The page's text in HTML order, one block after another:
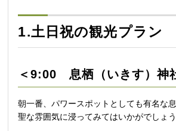
1.土日祝の観光プラン
＜9:00 息栖（いきす）神
朝一番、パワースポットとしても有名な
聖な雰囲気に浸ってみてはいかがでしょう